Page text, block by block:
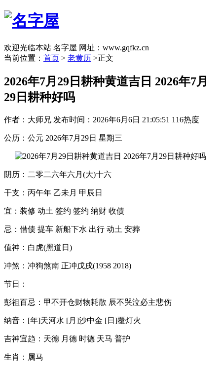
欢迎光临本站 名字屋 网址：www.gqfkz.cn
当前位置： 首页 > 老黄历 >正文
2026年7月29日耕种黄道吉日 2026年7月
29日耕种好吗
作者：大师兄 发布时间：2026年6月6日 21:05:51 116热度
公历：公元 2026年7月29日 星期三
阴历：二零二六年六月(大)十六
干支：丙午年 乙未月 甲辰日
宜：装修 动土 签约 签约 纳财 收债
忌：借债 提车 新船下水 出行 动土 安葬
值神：白虎(黑道日)
冲煞：冲狗煞南 正冲戊戌(1958 2018)
节日：
彭祖百忌：甲不开仓财物耗散 辰不哭泣必主悲伤
纳音：[年]天河水 [月]沙中金 [日]覆灯火
吉神宜趋：天德 月德 时德 天马 普护
生肖：属马